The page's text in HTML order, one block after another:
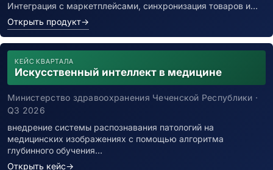
Интеграция с маркетплейсами, синхронизация товаров и…
Открыть продукт→
КЕЙС КВАРТАЛА
Искусственный интеллект в медицине
Министерство здравоохранения Чеченской Республики ·
Q3 2026
внедрение системы распознавания патологий на
медицинских изображениях с помощью алгоритма
глубинного обучения…
Открыть кейс→